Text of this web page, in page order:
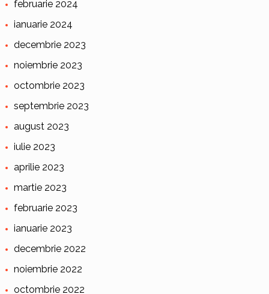
februarie 2024
ianuarie 2024
decembrie 2023
noiembrie 2023
octombrie 2023
septembrie 2023
august 2023
iulie 2023
aprilie 2023
martie 2023
februarie 2023
ianuarie 2023
decembrie 2022
noiembrie 2022
octombrie 2022